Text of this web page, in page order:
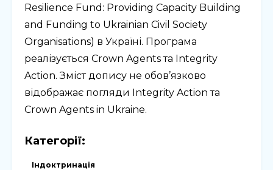
Resilience Fund: Providing Capacity Building
and Funding to Ukrainian Civil Society
Organisations) в Україні. Програма
реалізується Crown Agents та Integrity
Action. Зміст допису не обов’язково
відображає погляди Integrity Action та
Crown Agents in Ukraine.
Категорії:
Індоктринація